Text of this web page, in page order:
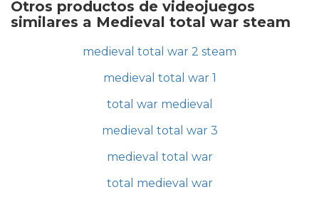
Otros productos de videojuegos
similares a Medieval total war steam
medieval total war 2 steam
medieval total war 1
total war medieval
medieval total war 3
medieval total war
total medieval war